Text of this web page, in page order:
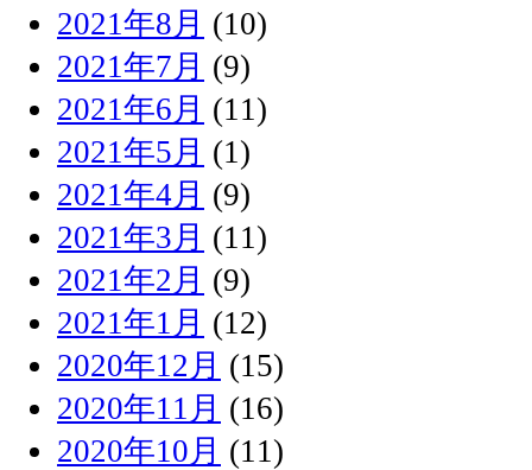
2021年8月 (10)
2021年7月 (9)
2021年6月 (11)
2021年5月 (1)
2021年4月 (9)
2021年3月 (11)
2021年2月 (9)
2021年1月 (12)
2020年12月 (15)
2020年11月 (16)
2020年10月 (11)